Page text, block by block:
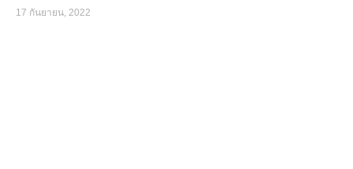
17 กันยายน, 2022